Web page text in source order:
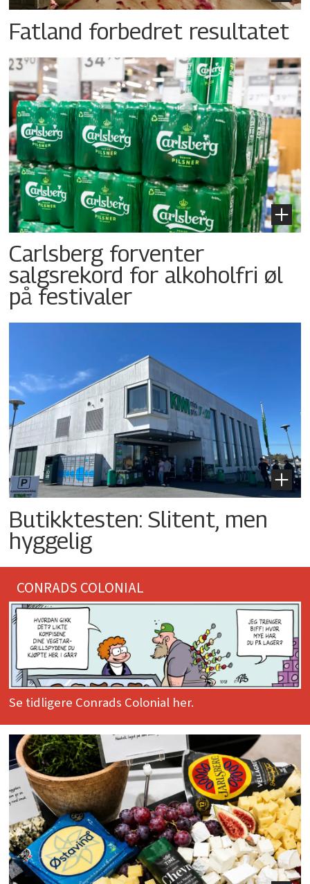
Fatland forbedret resultatet
Carlsberg forventer
salgsrekord for alkoholfri øl
på festivaler
Butikktesten: Slitent, men
hyggelig
CONRADS COLONIAL
Se tidligere Conrads Colonial her.